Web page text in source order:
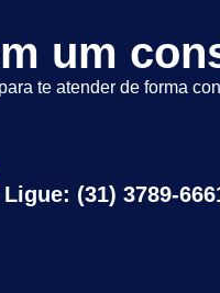
um
te atender de forma
Ligue: (31) 3789-